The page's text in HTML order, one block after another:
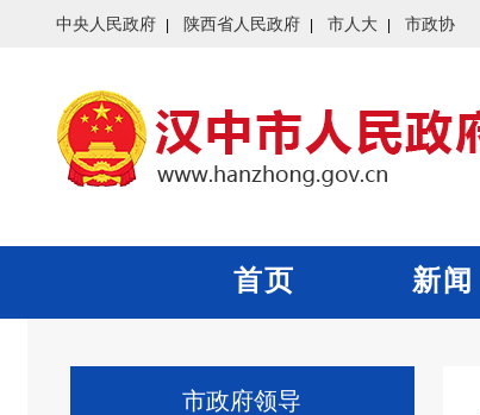
中央人民政府 陕西省人民政府 市人大 市政协
首页 新闻
市政府领导